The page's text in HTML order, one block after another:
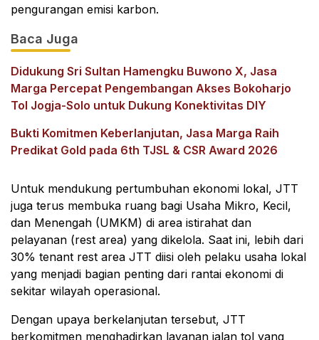
pengurangan emisi karbon.
Baca Juga
Didukung Sri Sultan Hamengku Buwono X, Jasa
Marga Percepat Pengembangan Akses Bokoharjo
Tol Jogja-Solo untuk Dukung Konektivitas DIY
Bukti Komitmen Keberlanjutan, Jasa Marga Raih
Predikat Gold pada 6th TJSL & CSR Award 2026
Untuk mendukung pertumbuhan ekonomi lokal, JTT
juga terus membuka ruang bagi Usaha Mikro, Kecil,
dan Menengah (UMKM) di area istirahat dan
pelayanan (rest area) yang dikelola. Saat ini, lebih dari
30% tenant rest area JTT diisi oleh pelaku usaha lokal
yang menjadi bagian penting dari rantai ekonomi di
sekitar wilayah operasional.
Dengan upaya berkelanjutan tersebut, JTT
berkomitmen menghadirkan layanan jalan tol yang